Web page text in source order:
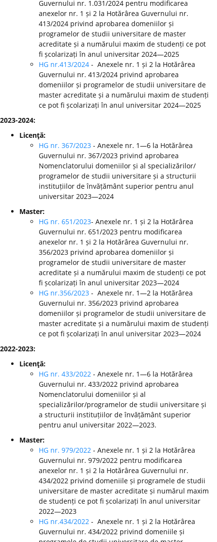
Guvernului nr. 1.031/2024 pentru modificarea
anexelor nr. 1 și 2 la Hotărârea Guvernului nr.
413/2024 privind aprobarea domeniilor și
programelor de studii universitare de master
acreditate și a numărului maxim de studenți ce pot
fi școlarizați în anul universitar 2024—2025
HG nr.413/2024 - Anexele nr. 1 și 2 la Hotărârea
Guvernului nr. 413/2024 privind aprobarea
domeniilor și programelor de studii universitare de
master acreditate și a numărului maxim de studenți
ce pot fi școlarizați în anul universitar 2024—2025
2023-2024:
Licenţă:
HG nr. 367/2023 - Anexele nr. 1—6 la Hotărârea
Guvernului nr. 367/2023 privind aprobarea
Nomenclatorului domeniilor și al specializărilor/
programelor de studii universitare și a structurii
instituțiilor de învățământ superior pentru anul
universitar 2023—2024
Master:
HG nr. 651/2023- Anexele nr. 1 și 2 la Hotărârea
Guvernului nr. 651/2023 pentru modificarea
anexelor nr. 1 și 2 la Hotărârea Guvernului nr.
356/2023 privind aprobarea domeniilor și
programelor de studii universitare de master
acreditate și a numărului maxim de studenți ce pot
fi școlarizați în anul universitar 2023—2024
HG nr.356/2023 - Anexele nr. 1—2 la Hotărârea
Guvernului nr. 356/2023 privind aprobarea
domeniilor și programelor de studii universitare de
master acreditate și a numărului maxim de studenți
ce pot fi școlarizați în anul universitar 2023—2024
2022-2023:
Licenţă:
HG nr. 433/2022 - Anexele nr. 1—6 la Hotărârea
Guvernului nr. 433/2022 privind aprobarea
Nomenclatorului domeniilor și al
specializărilor/programelor de studii universitare și
a structurii instituțiilor de învățământ superior
pentru anul universitar 2022—2023.
Master:
HG nr. 979/2022 - Anexele nr. 1 și 2 la Hotărârea
Guvernului nr. 979/2022 pentru modificarea
anexelor nr. 1 și 2 la Hotărârea Guvernului nr.
434/2022 privind domeniile și programele de studii
universitare de master acreditate și numărul maxim
de studenți ce pot fi școlarizați în anul universitar
2022—2023
HG nr.434/2022 - Anexele nr. 1 și 2 la Hotărârea
Guvernului nr. 434/2022 privind domeniile și